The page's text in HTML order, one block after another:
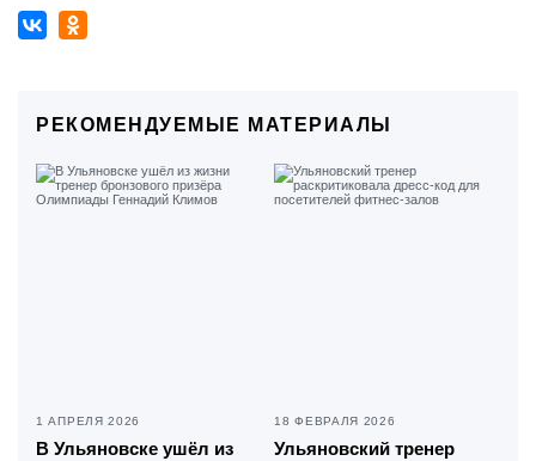
РЕКОМЕНДУЕМЫЕ МАТЕРИАЛЫ
1 АПРЕЛЯ 2026
В Ульяновске ушёл из
18 ФЕВРАЛЯ 2026
Ульяновский тренер